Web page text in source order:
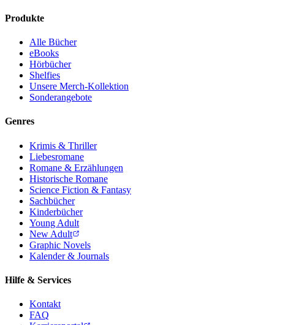
Produkte
Alle Bücher
eBooks
Hörbücher
Shelfies
Unsere Merch-Kollektion
Sonderangebote
Genres
Krimis & Thriller
Liebesromane
Romane & Erzählungen
Historische Romane
Science Fiction & Fantasy
Sachbücher
Kinderbücher
Young Adult
New Adult
Graphic Novels
Kalender & Journals
Hilfe & Services
Kontakt
FAQ